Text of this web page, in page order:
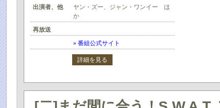
出演者、他
ヤン・ズー、ジャン・ワンイー ほ
か
再放送
» 番組公式サイト
詳細を見る